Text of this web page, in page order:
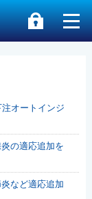
オートインジ
の適応追加を
など適応追加